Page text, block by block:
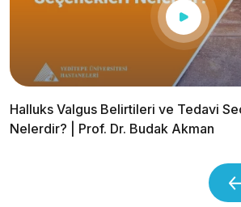
Halluks Valgus Belirtileri ve Tedavi
Nelerdir? | Prof. Dr. Budak Akman